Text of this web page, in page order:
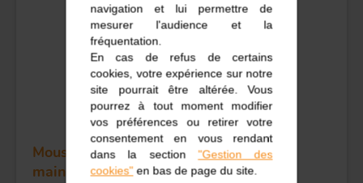
Mousqueton à frapper inox - une seule
main - Long: 110 mm
navigation et lui permettre de
mesurer l'audience et la
fréquentation.
En cas de refus de certains
cookies, votre expérience sur notre
site pourrait être altérée. Vous
pourrez à tout moment modifier
vos préférences ou retirer votre
consentement en vous rendant
dans la section"Gestion des
cookies"en bas de page du site.